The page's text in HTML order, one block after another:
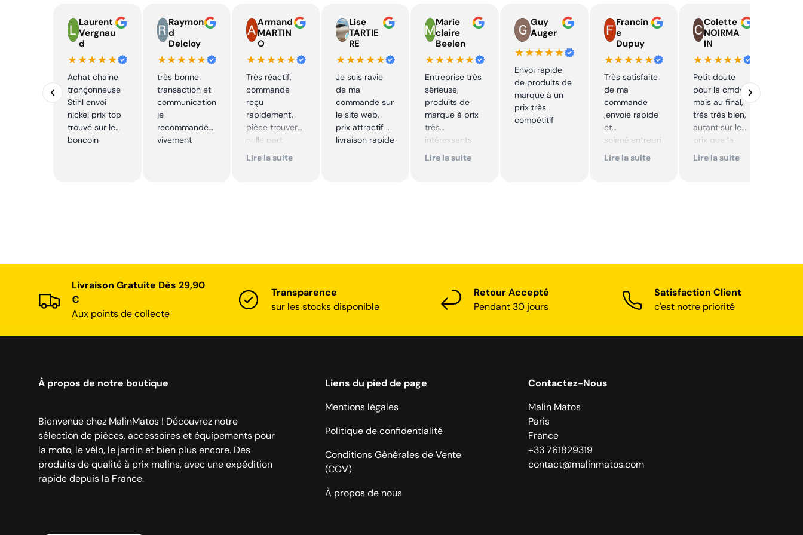
Laurent
Vergnau
d
★★★★★
Achat chaine
tronçonneuse
Stihl envoi
nickel prix top
trouvé sur le
boncoin
Raymon
d
Delcloy
★★★★★
très bonne
transaction et
communication
je
recommande
vivement
Armand
MARTIN
O
★★★★★
Très réactif,
commande
reçu
rapidement,
pièce trouver
nulle part
ailleurs et
Lire la suite
Lise
TARTIE
RE
★★★★★
Je suis ravie
de ma
commande sur
le site web,
prix attractif et
livraison rapide
Marie
claire
Beelen
★★★★★
Entreprise très
sérieuse,
produits de
marque à prix
très
intéressants.
Excellent suivi !
Lire la suite
Guy
Auger
★★★★★
Envoi rapide
de produits de
marque à un
prix très
compétitif
Francin
e
Dupuy
★★★★★
Très satisfaite
de ma
commande
,envoie rapide
et
soigné,entrepri
se sérieuse
Lire la suite
Colette
NOIRMA
IN
★★★★★
Petit doute
pour la cmde,
mais au final,
très très bien,
autant sur le
prix que la
qualité sur le
Lire la suite
Livraison Gratuite Dès 29,90
€
Aux points de collecte
Transparence
sur les stocks disponible
Retour Accepté
Pendant 30 jours
Satisfaction Client
c'est notre priorité
À propos de notre boutique
Bienvenue chez MalinMatos ! Découvrez notre
sélection de pièces, accessoires et équipements pour
la moto, le vélo, le jardin et bien plus encore. Des
produits de qualité à prix malins, avec une expédition
rapide depuis la France.
Liens du pied de page
Mentions légales
Politique de confidentialité
Conditions Générales de Vente
(CGV)
À propos de nous
Contactez-Nous
Malin Matos
Paris
France
+33 761829319
contact@malinmatos.com